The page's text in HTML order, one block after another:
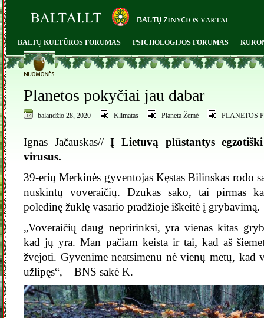
BALTŲ KULTŪROS FORUMAS PSICHOLOGIJOS FORUMAS
0
Planetos pokyčiai jau dabar
balandžio 28, 2020 Klimatas Planeta Žemė PLANETOS
Ignas Jačauskas//Į Lietuvą plūstantys
virusus.
39-erių Merkinės gyventojas Kęstas Bilinskas rodo
nuskintų voveraičių. Dzūkas sako, tai pirmas
poledinę žūklę vasario pradžioje iškeitė į grybavimą.
„Voveraičių daug nepririnksi, yra vienas kitas
kad jų yra. Man pačiam keista ir tai, kad aš
žvejoti. Gyvenime neatsimenu nė vienų metų, kad
užlipęs“, – BNS sakė K.